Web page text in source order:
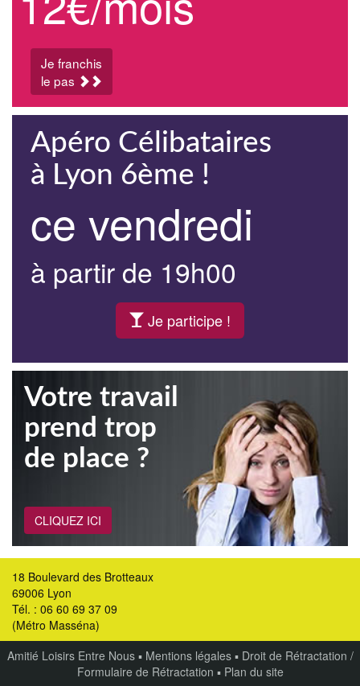
Je franchis
le pas
Apéro Célibataires
à Lyon 6ème !
ce vendredi
à partir de 19h00
Je participe !
Votre travail
prend trop
de place ?
CLIQUEZ ICI
18 Boulevard des Brotteaux
69006 Lyon
Tél. : 06 60 69 37 09
(Métro Masséna)
Amitié Loisirs Entre Nous▪ Mentions légales▪ Droit de Rétractation /
Formulaire de Rétractation ▪ Plan du site